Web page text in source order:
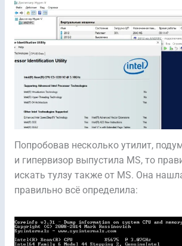
Попробовав несколько утилит,
и гипервизор выпустила MS, то
искать тулзу также от MS. Она
правильно всё определила: